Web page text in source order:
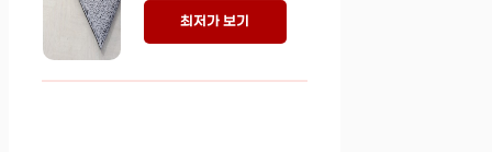
최저가 보기